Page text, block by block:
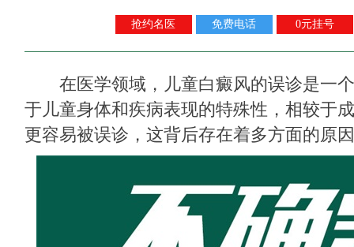
抢约名医 免费电话 0元挂号
在医学领域，儿童白癜风的误诊是一个
于儿童身体和疾病表现的特殊性，相较于
更容易被误诊，这背后存在着多方面的原